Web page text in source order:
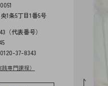
1条5丁目1番5号
（代表番号）
37-8343
専門課程）